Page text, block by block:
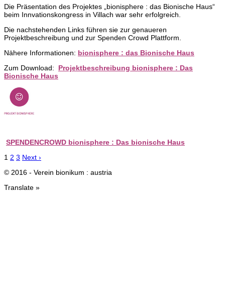
Die Präsentation des Projektes „bionisphere : das Bionische Haus“
beim Innvationskongress in Villach war sehr erfolgreich.
Die nachstehenden Links führen sie zur genaueren
Projektbeschreibung und zur Spenden Crowd Plattform.
Nähere Informationen: bionisphere : das Bionische Haus
Zum Download: Projektbeschreibung bionisphere : Das
Bionische Haus
SPENDENCROWD bionisphere : Das bionische Haus
1 2 3 Next ›
© 2016 - Verein bionikum : austria
Translate »